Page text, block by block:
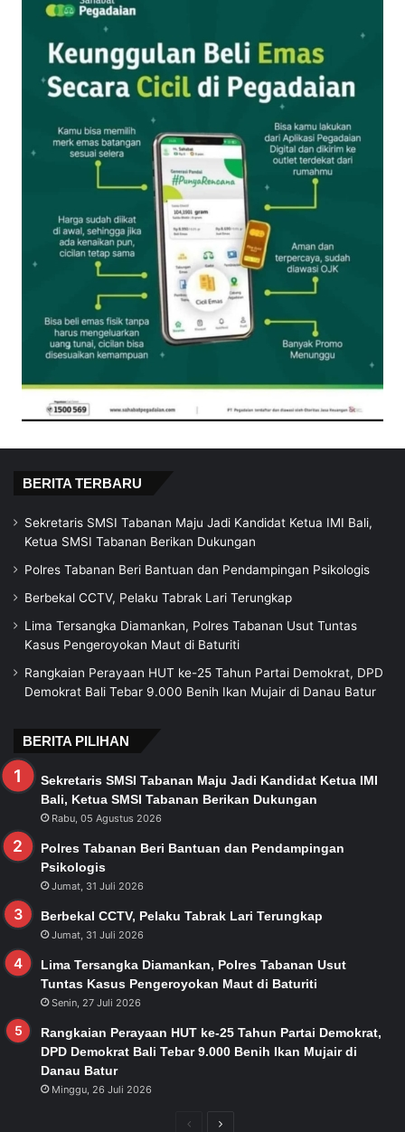
BERITA TERBARU
Sekretaris SMSI Tabanan Maju Jadi Kandidat Ketua IMI Bali,
Ketua SMSI Tabanan Berikan Dukungan
Polres Tabanan Beri Bantuan dan Pendampingan Psikologis
Berbekal CCTV, Pelaku Tabrak Lari Terungkap
Lima Tersangka Diamankan, Polres Tabanan Usut Tuntas
Kasus Pengeroyokan Maut di Baturiti
Rangkaian Perayaan HUT ke-25 Tahun Partai Demokrat, DPD
Demokrat Bali Tebar 9.000 Benih Ikan Mujair di Danau Batur
BERITA PILIHAN
Sekretaris SMSI Tabanan Maju Jadi Kandidat Ketua IMI
Bali, Ketua SMSI Tabanan Berikan Dukungan
Rabu, 05 Agustus 2026
Polres Tabanan Beri Bantuan dan Pendampingan
Psikologis
Jumat, 31 Juli 2026
Berbekal CCTV, Pelaku Tabrak Lari Terungkap
Jumat, 31 Juli 2026
Lima Tersangka Diamankan, Polres Tabanan Usut
Tuntas Kasus Pengeroyokan Maut di Baturiti
Senin, 27 Juli 2026
Rangkaian Perayaan HUT ke-25 Tahun Partai Demokrat,
DPD Demokrat Bali Tebar 9.000 Benih Ikan Mujair di
Danau Batur
Minggu, 26 Juli 2026
PreviousNext